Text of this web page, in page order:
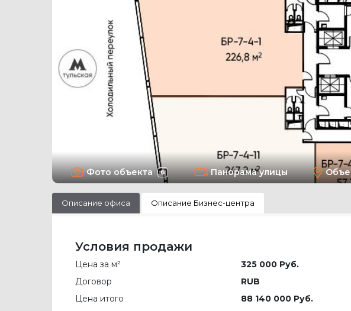
Фото объекта 6 Панорама улицы
Описание офиса Описание Бизнес-центра
Условия продажи
Цена за м²
325 000 Руб.
Договор
RUB
Цена итого
88 140 000 Руб.